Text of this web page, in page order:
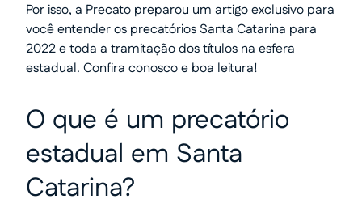
Por isso, a Precato preparou um artigo exclusivo para
você entender os precatórios Santa Catarina para
2022 e toda a tramitação dos títulos na esfera
estadual. Confira conosco e boa leitura!
O que é um precatório
estadual em Santa
Catarina?